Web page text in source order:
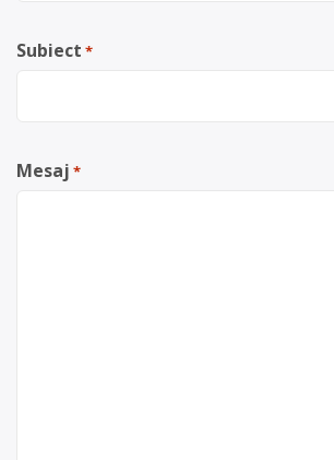
Subiect *
Mesaj *